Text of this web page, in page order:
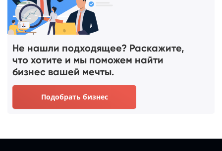
Не нашли подходящее? Раскажите,
что хотите и мы поможем найти
бизнес вашей мечты.
Подобрать бизнес